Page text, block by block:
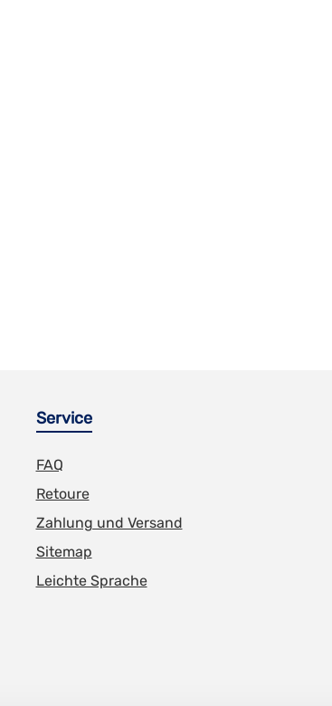
Service
FAQ
Retoure
Zahlung und Versand
Sitemap
Leichte Sprache